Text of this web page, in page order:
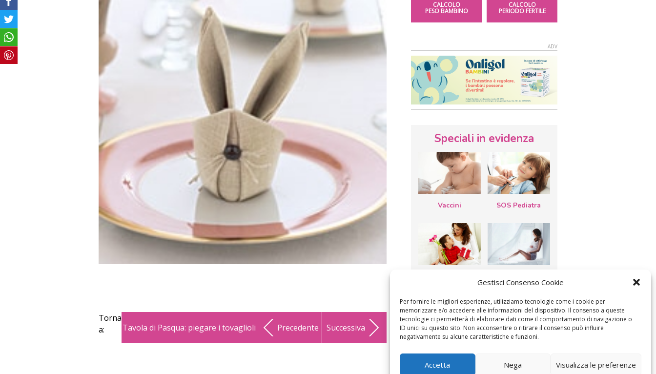
Gestisci Consenso Cookie
Per fornire le migliori esperienze, utilizziamo tecnologie come i cookie per
memorizzare e/o accedere alle informazioni del dispositivo. Il consenso a queste
tecnologie ci permetterà di elaborare dati come il comportamento di navigazione o
ID unici su questo sito. Non acconsentire o ritirare il consenso può influire
negativamente su alcune caratteristiche e funzioni.
Accetta Nega Visualizza le preferenze
Torna
a:
Tavola di Pasqua: piegare i tovaglioli Precedente Successiva
CALCOLO
PESO BAMBINO
CALCOLO
PERIODO FERTILE
Speciali in evidenza
Vaccini SOS Pediatra
mamma: lavoretti,
filastrocche
gravidanza